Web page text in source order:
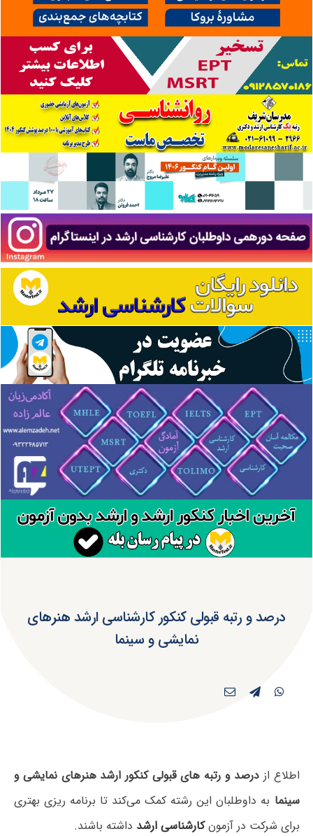
درصد و رتبه قبولی کنکور کارشناسی ارشد هنرهای
نمایشی و سینما
اطلاع از درصد و رتبه های قبولی کنکور ارشد هنرهای نمایشی و
سینما به داوطلبان این رشته کمک می‌کند تا برنامه ریزی بهتری
برای شرکت در آزمونکارشناسی ارشد داشته باشند.